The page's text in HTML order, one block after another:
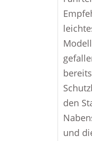
den
und